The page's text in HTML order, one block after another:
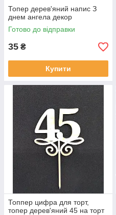
Топер дерев'яний напис З
днем ангела декор
Готово до відправки
35 ₴
Купити
Топпер цифра для торт,
топер дерев'яний 45 на торт